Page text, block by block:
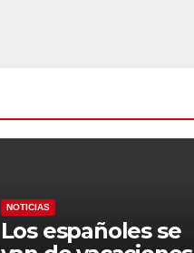
NOTICIAS
Los españoles se